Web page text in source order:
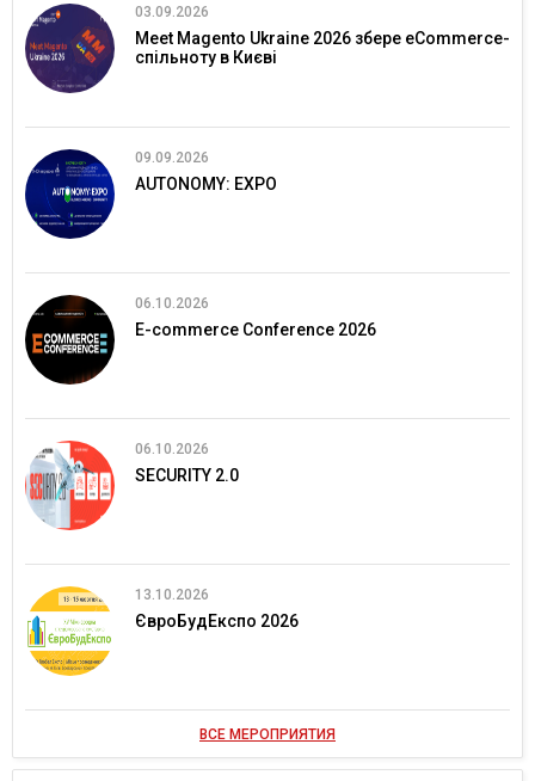
03.09.2026
Meet Magento Ukraine 2026 збере eCommerce-
спільноту в Києві
09.09.2026
AUTONOMY: EXPO
06.10.2026
E-commerce Conference 2026
06.10.2026
SECURITY 2.0
13.10.2026
ЄвроБудЕкспо 2026
ВСЕ МЕРОПРИЯТИЯ